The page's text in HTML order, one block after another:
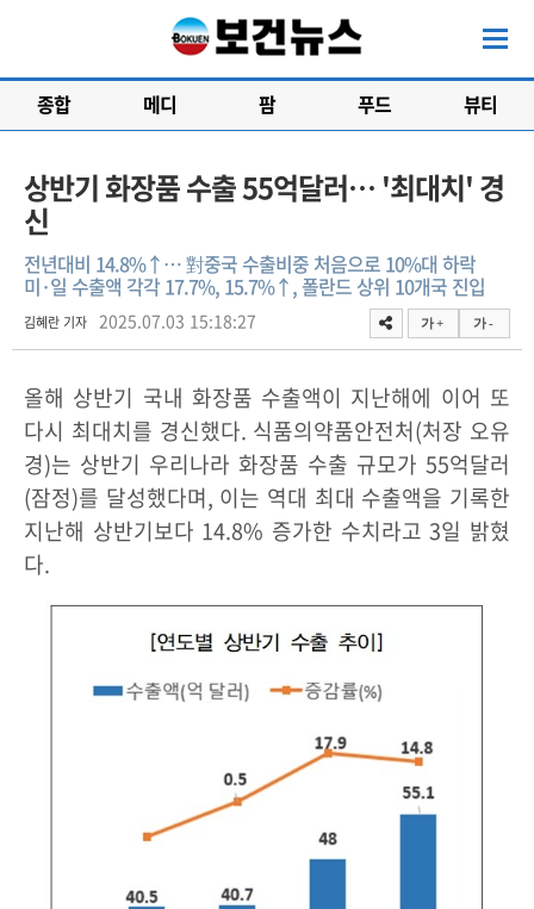
종합 메디 팜 푸드 뷰티
상반기 화장품 수출 55억달러… '최대치' 경
신
전년대비 14.8%↑… 對중국 수출비중 처음으로 10%대 하락
미·일 수출액 각각 17.7%, 15.7%↑, 폴란드 상위 10개국 진입
김혜란 기자 2025.07.03 15:18:27 가 + 가 -
올해 상반기 국내 화장품 수출액이 지난해에 이어 또
다시 최대치를 경신했다. 식품의약품안전처(처장 오유
경)는 상반기 우리나라 화장품 수출 규모가 55억달러
(잠정)를 달성했다며, 이는 역대 최대 수출액을 기록한
지난해 상반기보다 14.8% 증가한 수치라고 3일 밝혔
다.